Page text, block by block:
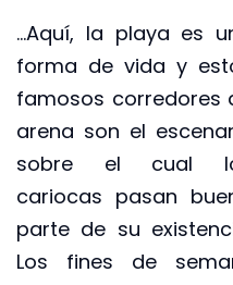
…Aquí, la playa es
forma de vida y
famosos corredores
arena son el
sobre el cual
cariocas pasan
parte de su
Los fines de